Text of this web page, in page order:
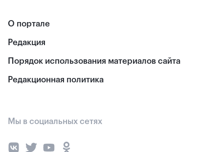
О портале
Редакция
Порядок использования материалов сайта
Редакционная политика
Мы в социальных сетях